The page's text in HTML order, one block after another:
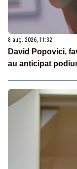
8 aug. 2026, 11:32
David Popovici,
au anticipat